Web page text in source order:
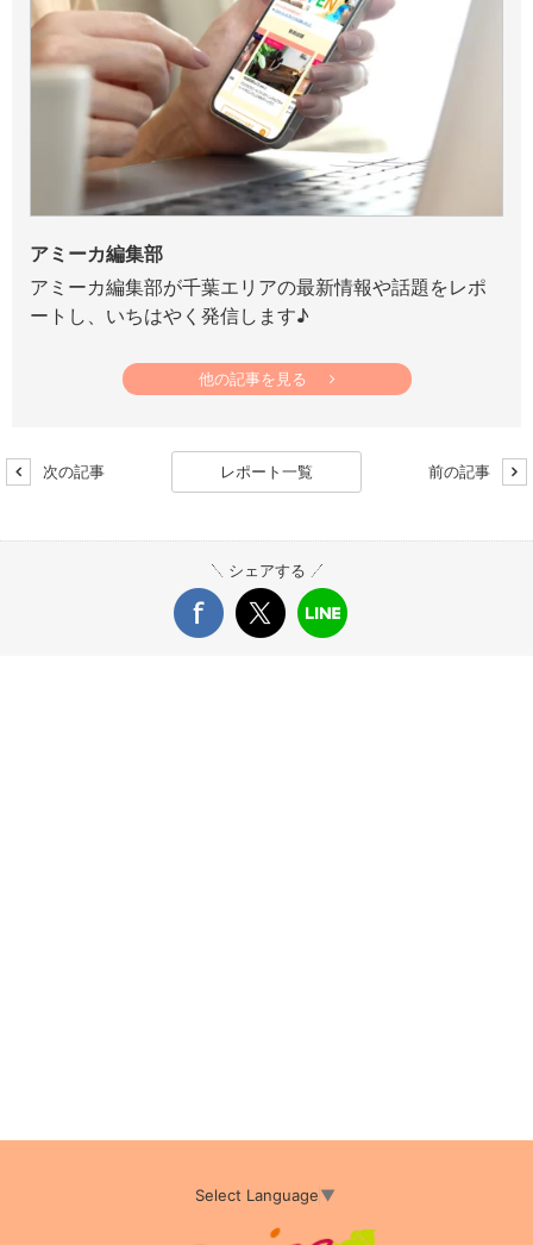
アミーカ編集部
アミーカ編集部が千葉エリアの最新情報や話題をレポ
ートし、いちはやく発信します♪
他の記事を見る
次の記事 レポート一覧 前の記事
シェアする
Select Language▼